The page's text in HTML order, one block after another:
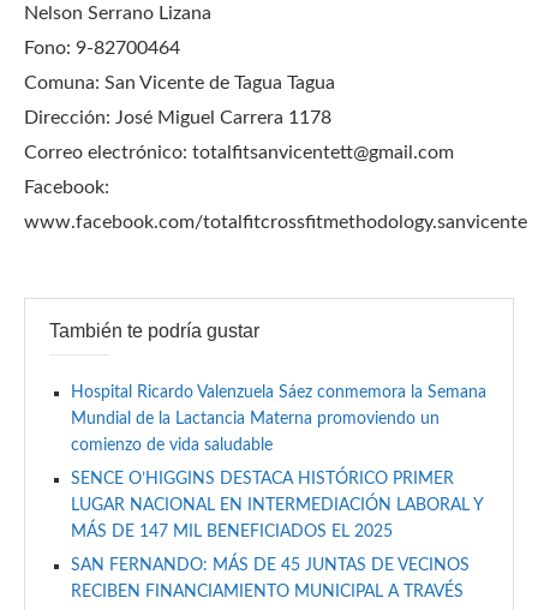
Nelson Serrano Lizana
Fono: 9-82700464
Comuna: San Vicente de Tagua Tagua
Dirección: José Miguel Carrera 1178
Correo electrónico: totalfitsanvicentett@gmail.com
Facebook:
www.facebook.com/totalfitcrossfitmethodology.sanvicente
También te podría gustar
Hospital Ricardo Valenzuela Sáez conmemora la Semana
Mundial de la Lactancia Materna promoviendo un
comienzo de vida saludable
SENCE O’HIGGINS DESTACA HISTÓRICO PRIMER
LUGAR NACIONAL EN INTERMEDIACIÓN LABORAL Y
MÁS DE 147 MIL BENEFICIADOS EL 2025
SAN FERNANDO: MÁS DE 45 JUNTAS DE VECINOS
RECIBEN FINANCIAMIENTO MUNICIPAL A TRAVÉS